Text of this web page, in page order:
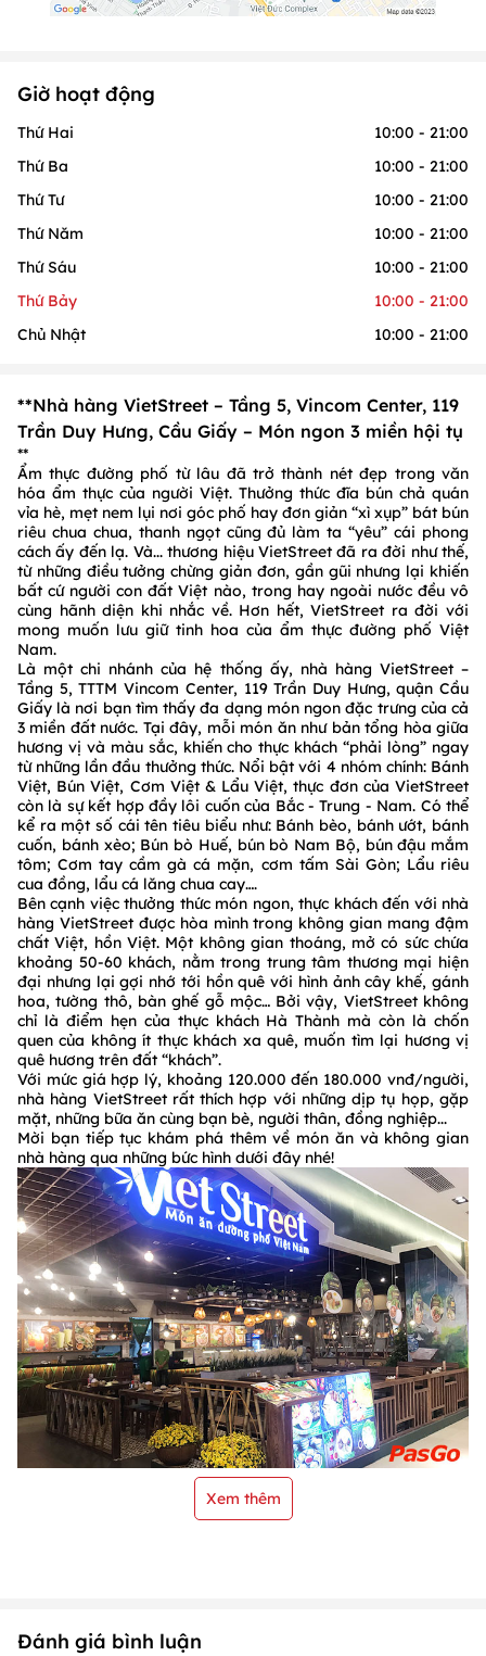
Giờ hoạt động
Thứ Hai
10:00 - 21:00
Thứ Ba
10:00 - 21:00
Thứ Tư
10:00 - 21:00
Thứ Năm
10:00 - 21:00
Thứ Sáu
10:00 - 21:00
Thứ Bảy
10:00 - 21:00
Chủ Nhật
10:00 - 21:00
**Nhà hàng VietStreet – Tầng 5, Vincom Center, 119
Trần Duy Hưng, Cầu Giấy – Món ngon 3 miền hội tụ
**
Ẩm thực đường phố từ lâu đã trở thành nét đẹp trong văn
hóa ẩm thực của người Việt. Thưởng thức đĩa bún chả quán
vỉa hè, mẹt nem lụi nơi góc phố hay đơn giản “xì xụp” bát bún
riêu chua chua, thanh ngọt cũng đủ làm ta “yêu” cái phong
cách ấy đến lạ. Và... thương hiệu VietStreet đã ra đời như thế,
từ những điều tưởng chừng giản đơn, gần gũi nhưng lại khiến
bất cứ người con đất Việt nào, trong hay ngoài nước đều vô
cùng hãnh diện khi nhắc về. Hơn hết, VietStreet ra đời với
mong muốn lưu giữ tinh hoa của ẩm thực đường phố Việt
Nam.
Là một chi nhánh của hệ thống ấy, nhà hàng VietStreet –
Tầng 5, TTTM Vincom Center, 119 Trần Duy Hưng, quận Cầu
Giấy là nơi bạn tìm thấy đa dạng món ngon đặc trưng của cả
3 miền đất nước. Tại đây, mỗi món ăn như bản tổng hòa giữa
hương vị và màu sắc, khiến cho thực khách “phải lòng” ngay
từ những lần đầu thưởng thức. Nổi bật với 4 nhóm chính: Bánh
Việt, Bún Việt, Cơm Việt & Lẩu Việt, thực đơn của VietStreet
còn là sự kết hợp đầy lôi cuốn của Bắc - Trung - Nam. Có thể
kể ra một số cái tên tiêu biểu như: Bánh bèo, bánh ướt, bánh
cuốn, bánh xèo; Bún bò Huế, bún bò Nam Bộ, bún đậu mắm
tôm; Cơm tay cầm gà cá mặn, cơm tấm Sài Gòn; Lẩu riêu
cua đồng, lẩu cá lăng chua cay….
Bên cạnh việc thưởng thức món ngon, thực khách đến với nhà
hàng VietStreet được hòa mình trong không gian mang đậm
chất Việt, hồn Việt. Một không gian thoáng, mở có sức chứa
khoảng 50-60 khách, nằm trong trung tâm thương mại hiện
đại nhưng lại gợi nhớ tới hồn quê với hình ảnh cây khế, gánh
hoa, tường thô, bàn ghế gỗ mộc… Bởi vậy, VietStreet không
chỉ là điểm hẹn của thực khách Hà Thành mà còn là chốn
quen của không ít thực khách xa quê, muốn tìm lại hương vị
quê hương trên đất “khách”.
Với mức giá hợp lý, khoảng 120.000 đến 180.000 vnđ/người,
nhà hàng VietStreet rất thích hợp với những dịp tụ họp, gặp
mặt, những bữa ăn cùng bạn bè, người thân, đồng nghiệp...
Mời bạn tiếp tục khám phá thêm về món ăn và không gian
nhà hàng qua những bức hình dưới đây nhé!
Xem thêm
Đánh giá bình luận